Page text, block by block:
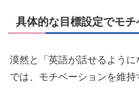
具体的な目標設定でモ
漠然と「英語が話せるよう
では、モチベーションを維持